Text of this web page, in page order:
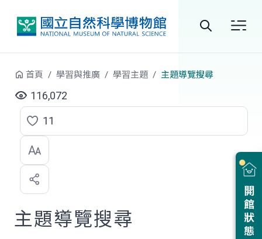
站
尋
開館狀態
首頁 學習與推廣 學習主題 主題導覽搜尋
116,072
點
選
喜
歡
11
主題導覽搜尋